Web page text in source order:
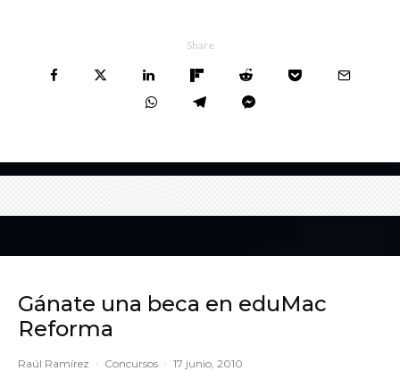
Share
Gánate una beca en eduMac
Reforma
Raúl Ramírez · Concursos · 17 junio, 2010